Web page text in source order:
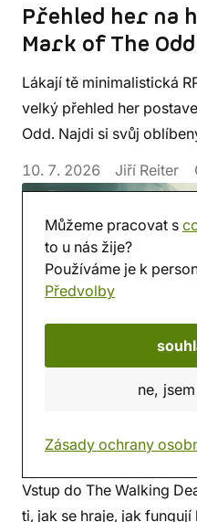
Přehled her na
Mark of The Odd
Lákají tě minimalistická
velký přehled her
Odd. Najdi si svůj
10. 7. 2026
Jiří Reiter
Dead Universe
Vstup do The Walking
ti, jak se hraje, jak
Můžeme pracovat s
to u nás žije?
Používáme je k
Předvolby
ne,
Zásady ochrany